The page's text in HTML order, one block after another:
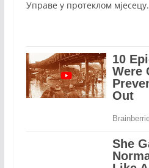
Управе у протеклом мјесецу.